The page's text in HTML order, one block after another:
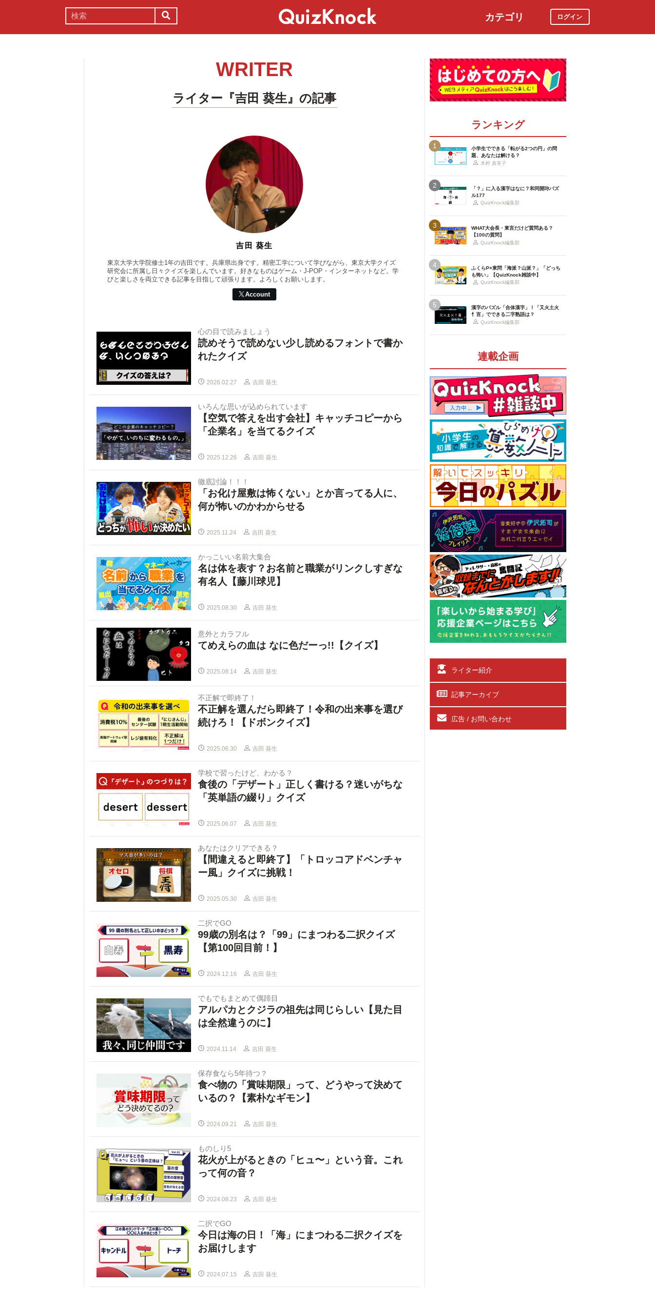
カテゴリ ログイン
WRITER
ライター『吉田 葵生』の記事
吉田 葵生
東京大学大学院修士1年の吉田です。兵庫県出身です。精密工学について学びながら、東京大学クイズ
研究会に所属し日々クイズを楽しんでいます。好きなものはゲーム・J-POP・インターネットなど。学
びと楽しさを両立できる記事を目指して頑張ります。よろしくお願いします。
Account
心の目で読みましょう
読めそうで読めない少し読めるフォントで書か
れたクイズ
2026.02.27 吉田 葵生
いろんな思いが込められています
【空気で答えを出す会社】キャッチコピーから
「企業名」を当てるクイズ
2025.12.26 吉田 葵生
徹底討論！！！
「お化け屋敷は怖くない」とか言ってる人に、
何が怖いのかわからせる
2025.11.24 吉田 葵生
かっこいい名前大集合
名は体を表す？お名前と職業がリンクしすぎな
有名人【藤川球児】
2025.08.30 吉田 葵生
意外とカラフル
てめえらの血は なに色だーっ!!【クイズ】
2025.08.14 吉田 葵生
不正解で即終了！
不正解を選んだら即終了！令和の出来事を選び
続けろ！【ドボンクイズ】
2025.06.30 吉田 葵生
学校で習ったけど、わかる？
食後の「デザート」正しく書ける？迷いがちな
「英単語の綴り」クイズ
2025.06.07 吉田 葵生
あなたはクリアできる？
【間違えると即終了】「トロッコアドベンチャ
ー風」クイズに挑戦！
2025.05.30 吉田 葵生
二択でGO
99歳の別名は？「99」にまつわる二択クイズ
【第100回目前！】
2024.12.16 吉田 葵生
でもでもまとめて偶蹄目
アルパカとクジラの祖先は同じらしい【見た目
は全然違うのに】
2024.11.14 吉田 葵生
保存食なら5年待つ？
食べ物の「賞味期限」って、どうやって決めて
いるの？【素朴なギモン】
2024.09.21 吉田 葵生
ものしり5
花火が上がるときの「ヒュ〜」という音。これ
って何の音？
2024.08.23 吉田 葵生
二択でGO
今日は海の日！「海」にまつわる二択クイズを
お届けします
2024.07.15 吉田 葵生
ランキング
1
小学生でできる「転がる2つの円」の問
題、あなたは解ける？
木村 真実子
2
「？」に入る漢字はなに？和同開珎パズ
ル177
QuizKnock編集部
3
WHAT大会長・東言だけど質問ある？
【100の質問】
QuizKnock編集部
4
ふくらP×東問「海派？山派？」「どっち
も怖い」【QuizKnock雑談中】
QuizKnock編集部
5
漢字のパズル「合体漢字」！「又火土火
忄言」でできる二字熟語は？
QuizKnock編集部
連載企画
ライター紹介
記事アーカイブ
広告 / お問い合わせ